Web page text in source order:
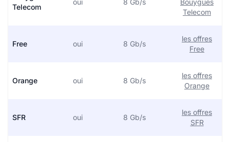
Telecom
oui 8 Gb/s
Bouygues
Telecom
Free oui 8 Gb/s
les offres
Free
Orange oui 8 Gb/s
les offres
Orange
SFR oui 8 Gb/s
les offres
SFR